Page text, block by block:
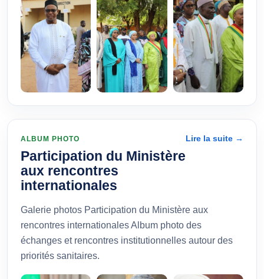
ALBUM PHOTO
Participation du Ministère
aux rencontres
internationales
Lire la suite →
Galerie photos Participation du Ministère aux
rencontres internationales Album photo des
échanges et rencontres institutionnelles autour des
priorités sanitaires.